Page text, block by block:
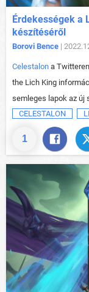
1
Érdekességek a
készítéséről
Borovi Bence |
Celestalon a
the Lich King
semleges lapok az új
CELESTALON